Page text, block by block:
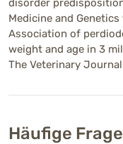
disorder
Medicine and Genetics
Association of
weight and age in 3
The Veterinary Journal
Häufige